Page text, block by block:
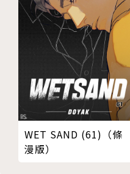
WET SAND (61)（條
漫版）